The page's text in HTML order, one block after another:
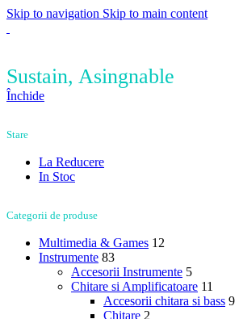
Skip to navigation Skip to main content
Sustain, Asingnable
Închide
Stare
La Reducere
In Stoc
Categorii de produse
Multimedia & Games 12
Instrumente 83
Accesorii Instrumente 5
Chitare si Amplificatoare 11
Accesorii chitara si bass 9
Chitare 2